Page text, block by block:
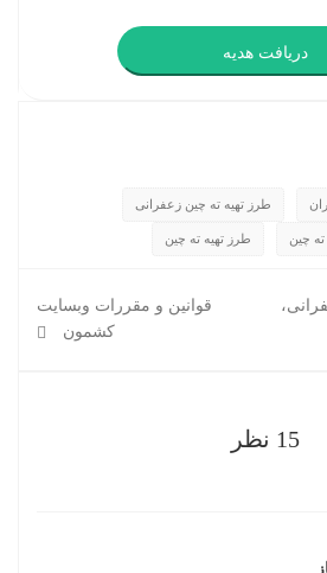
دریافت هدیه
طرز تهیه ته چین زعفرانی
ته چین طرز تهیه ته چین
قوانین و مقررات وبسایت
کشمون
15 نظر